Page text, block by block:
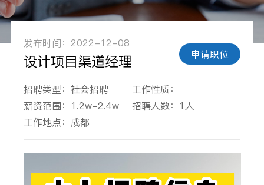
发布时间：2022-12-08
设计项目渠道经理 申请职位
招聘类型：社会招聘
工作性质：
薪资范围：1.2w-2.4w
招聘人数：1人
工作地点：成都